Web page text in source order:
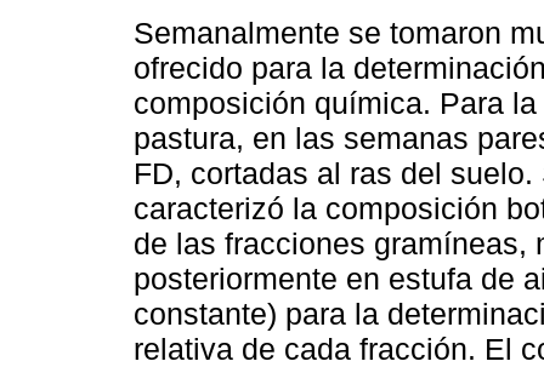
Semanalmente se tomaron
ofrecido para la
composición química. Para
pastura, en las semanas
FD, cortadas al ras del
caracterizó la composición
de las fracciones gramíneas,
posteriormente en estufa de
constante) para la
relativa de cada fracción. El